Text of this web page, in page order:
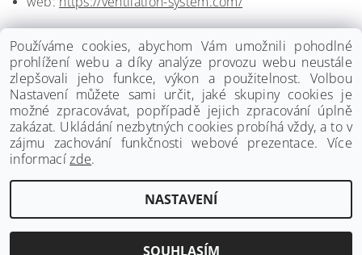
www.palmat.cz
2026 ©Palmat.cz, všechna práva vyhrazenaUpravit nastavení cookies
Vytvořil Shoptet
Používáme cookies, abychom Vám umožnili pohodlné
prohlížení webu a díky analýze provozu webu neustále
zlepšovali jeho funkce, výkon a použitelnost. Volbou
Nastavení můžete sami určit, jaké skupiny cookies je
možné zpracovávat, popřípadě jejich zpracování úplně
zakázat. Ukládání nezbytných cookies probíhá vždy, a to v
zájmu zachování funkčnosti webové prezentace. Více
informacízde.
NASTAVENÍ
SOUHLASÍM